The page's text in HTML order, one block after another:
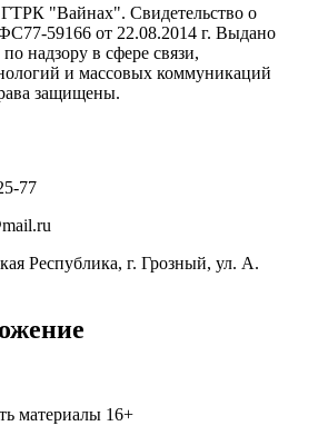
"Вайнах". Свидетельство о
59166 от 22.08.2014 г. Выдано
надзору в сфере связи,
и массовых коммуникаций
защищены.
77
Республика, г. Грозный, ул. А.
материалы 16+